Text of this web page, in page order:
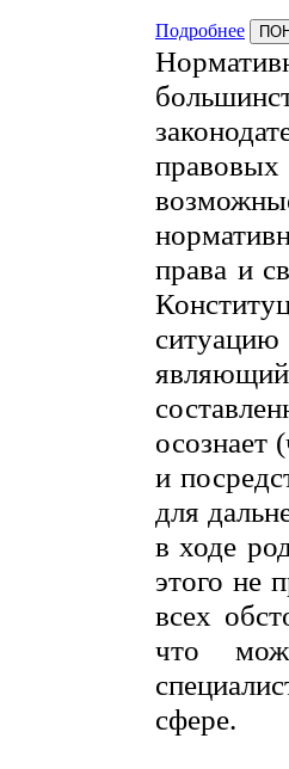
Подробнее
права и
осознает
и
для
в ходе
этого не
всех
что
сфере.